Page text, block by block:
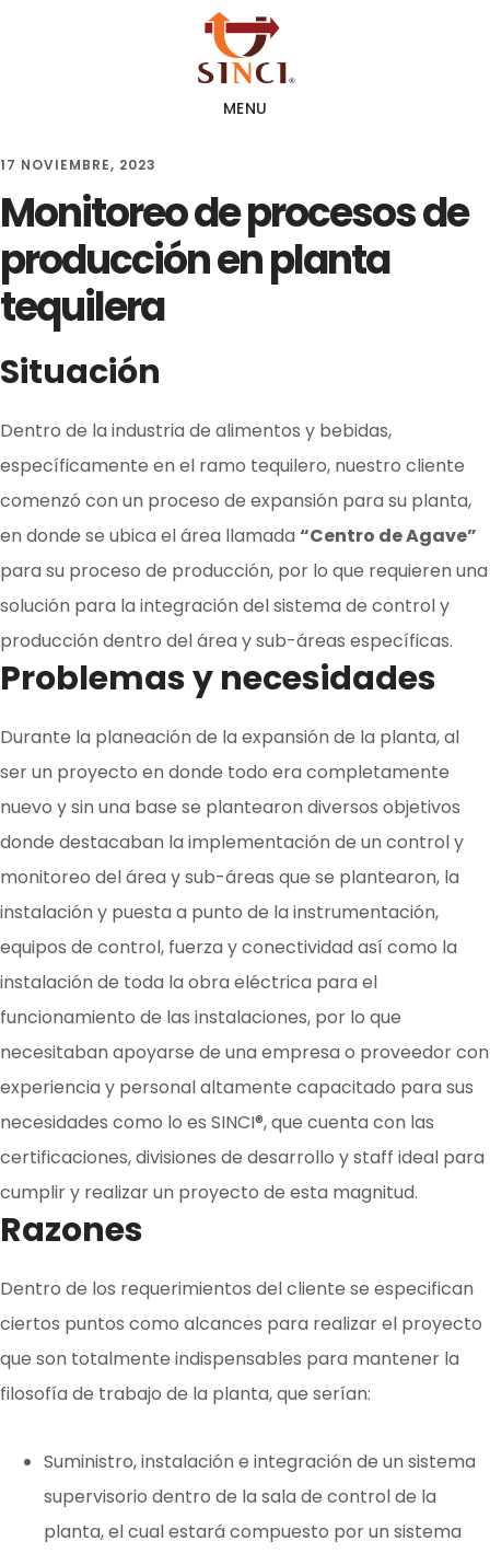
MENU
17 NOVIEMBRE, 2023
Monitoreo de procesos de
producción en planta
tequilera
Situación
Dentro de la industria de alimentos y bebidas,
específicamente en el ramo tequilero, nuestro cliente
comenzó con un proceso de expansión para su planta,
en donde se ubica el área llamada “Centro de Agave”
para su proceso de producción, por lo que requieren una
solución para la integración del sistema de control y
producción dentro del área y sub-áreas específicas.
Problemas y necesidades
Durante la planeación de la expansión de la planta, al
ser un proyecto en donde todo era completamente
nuevo y sin una base se plantearon diversos objetivos
donde destacaban la implementación de un control y
monitoreo del área y sub-áreas que se plantearon, la
instalación y puesta a punto de la instrumentación,
equipos de control, fuerza y conectividad así como la
instalación de toda la obra eléctrica para el
funcionamiento de las instalaciones, por lo que
necesitaban apoyarse de una empresa o proveedor con
experiencia y personal altamente capacitado para sus
necesidades como lo es SINCI®, que cuenta con las
certificaciones, divisiones de desarrollo y staff ideal para
cumplir y realizar un proyecto de esta magnitud.
Razones
Dentro de los requerimientos del cliente se especifican
ciertos puntos como alcances para realizar el proyecto
que son totalmente indispensables para mantener la
filosofía de trabajo de la planta, que serían:
Suministro, instalación e integración de un sistema
supervisorio dentro de la sala de control de la
planta, el cual estará compuesto por un sistema